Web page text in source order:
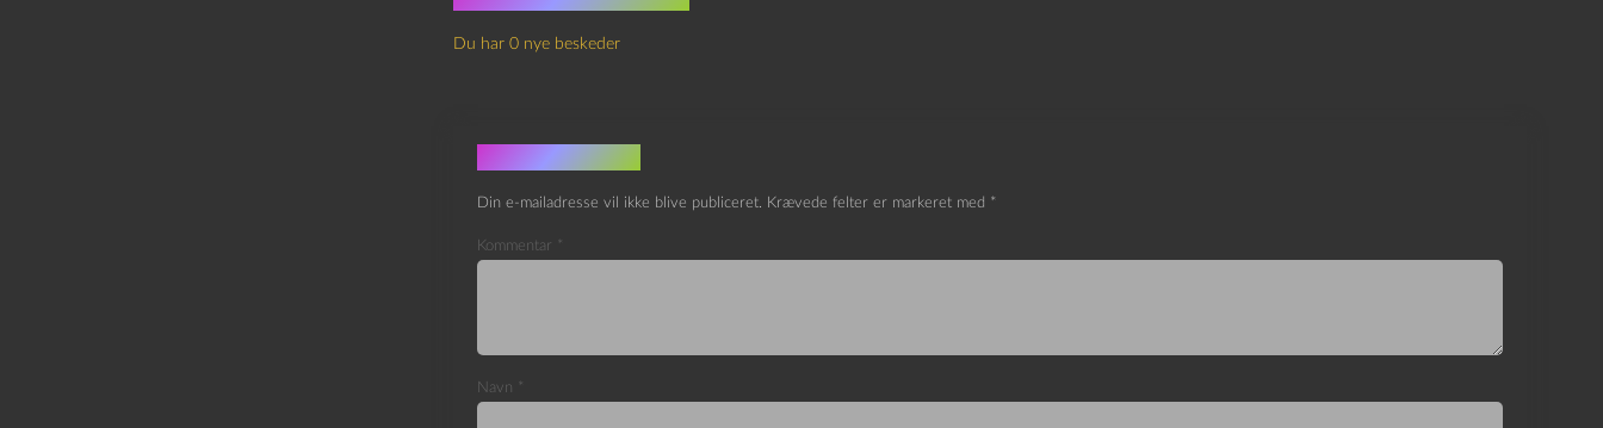
Du har 0 nye beskeder
Skriv et svar
Din e-mailadresse vil ikke blive publiceret. Krævede felter er markeret med *
Kommentar *
Navn *